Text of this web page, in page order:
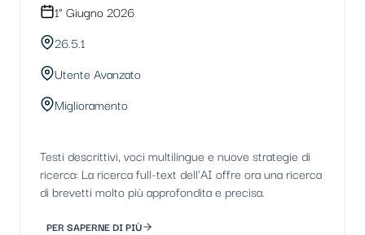
1° Giugno 2026
26.5.1
Utente Avanzato
Miglioramento
Testi descrittivi, voci multilingue e nuove strategie di
ricerca: La ricerca full-text dell'AI offre ora una ricerca
di brevetti molto più approfondita e precisa.
PER SAPERNE DI PIÙ